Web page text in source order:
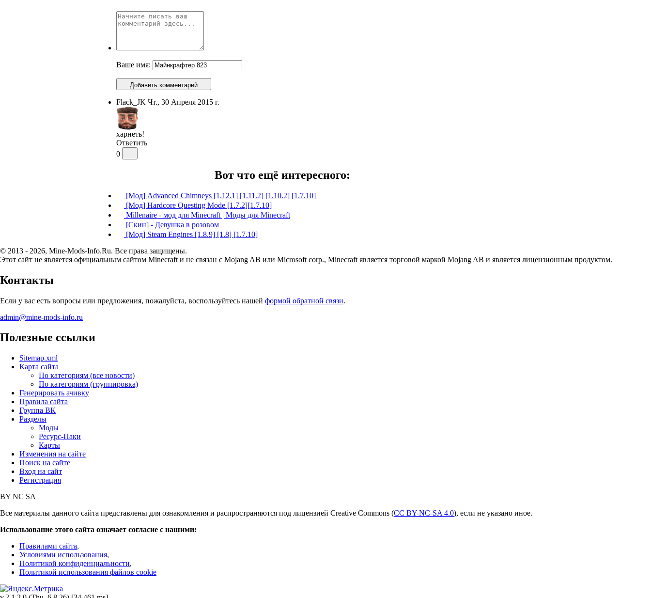
Ваше имя:
Добавить комментарий
Flack_JK Чт., 30 Апреля 2015 г.
харнеть!
Ответить
0
Вот что ещё интересного:
[Мод] Advanced Chimneys [1.12.1] [1.11.2] [1.10.2] [1.7.10]
[Мод] Hardcore Questing Mode [1.7.2][1.7.10]
Millenaire - мод для Minecraft | Моды для Minecraft
[Скин] - Девушка в розовом
[Мод] Steam Engines [1.8.9] [1.8] [1.7.10]
© 2013 - 2026, Mine-Mods-Info.Ru. Все права защищены.
Этот сайт не является официальным сайтом Minecraft и не связан с Mojang AB или Microsoft corp., Minecraft является торговой маркой Mojang AB и является лицензионным продуктом.
Контакты
Если у вас есть вопросы или предложения, пожалуйста, воспользуйтесь нашей формой обратной связи.
admin@mine-mods-info.ru
Полезные ссылки
Sitemap.xml
Карта сайта
По категориям (все новости)
По категориям (группировка)
Генерировать ачивку
Правила сайта
Группа ВК
Разделы
Моды
Ресурс-Паки
Карты
Изменения на сайте
Поиск на сайте
Вход на сайт
Регистрация
BY NC SA
Все материалы данного сайта представлены для ознакомления и распространяются под лицензией Creative Commons (CC BY-NC-SA 4.0), если не указано иное.
Использование этого сайта означает согласие с нашими:
Правилами сайта,
Условиями использования,
Политикой конфиденциальности,
Политикой использования файлов cookie